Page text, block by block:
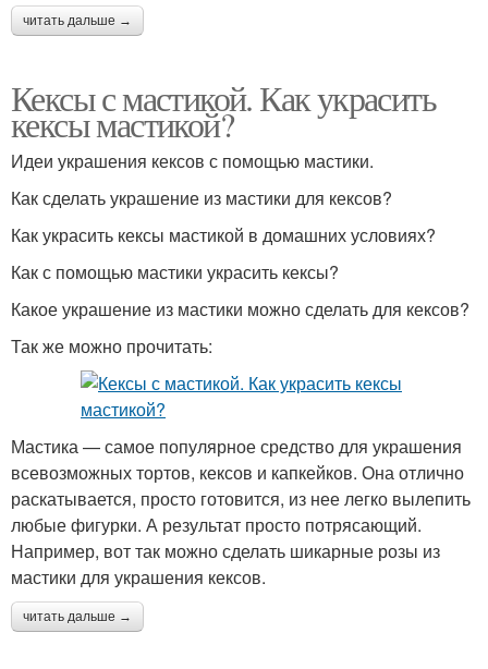
читать дальше →
Кексы с мастикой. Как украсить
кексы мастикой?
Идеи украшения кексов с помощью мастики.
Как сделать украшение из мастики для кексов?
Как украсить кексы мастикой в домашних условиях?
Как с помощью мастики украсить кексы?
Какое украшение из мастики можно сделать для кексов?
Так же можно прочитать:
Мастика — самое популярное средство для украшения
всевозможных тортов, кексов и капкейков. Она отлично
раскатывается, просто готовится, из нее легко вылепить
любые фигурки. А результат просто потрясающий.
Например, вот так можно сделать шикарные розы из
мастики для украшения кексов.
читать дальше →